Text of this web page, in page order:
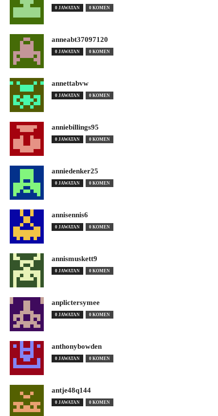
0 JAWATAN 0 KOMEN
anneabt37097120
0 JAWATAN 0 KOMEN
annettabvw
0 JAWATAN 0 KOMEN
anniebillings95
0 JAWATAN 0 KOMEN
anniedenker25
0 JAWATAN 0 KOMEN
annisennis6
0 JAWATAN 0 KOMEN
annismuskett9
0 JAWATAN 0 KOMEN
anplictersymee
0 JAWATAN 0 KOMEN
anthonybowden
0 JAWATAN 0 KOMEN
antje48q144
0 JAWATAN 0 KOMEN